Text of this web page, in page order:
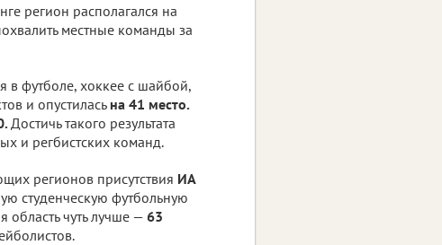
регион располагался на
местные команды за
в футболе, хоккее с шайбой,
и опустилась на 41 место.
Достичь такого результата
и регбистских команд.
регионов присутствия ИА
студенческую футбольную
область чуть лучше — 63